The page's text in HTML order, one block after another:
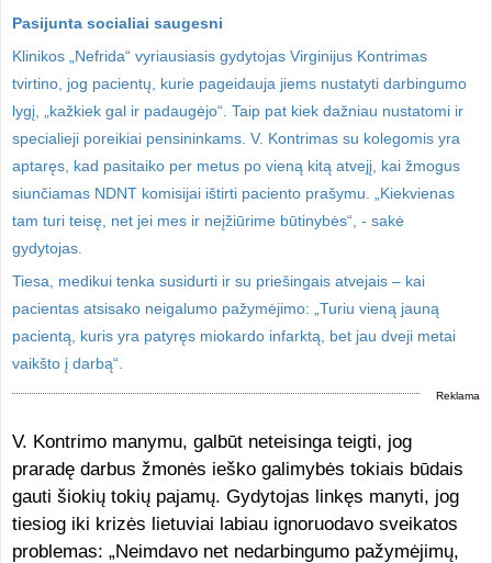
Pasijunta socialiai saugesni
Klinikos „Nefrida“ vyriausiasis gydytojas Virginijus Kontrimas
tvirtino, jog pacientų, kurie pageidauja jiems nustatyti darbingumo
lygį, „kažkiek gal ir padaugėjo“. Taip pat kiek dažniau nustatomi ir
specialieji poreikiai pensininkams. V. Kontrimas su kolegomis yra
aptaręs, kad pasitaiko per metus po vieną kitą atvejį, kai žmogus
siunčiamas NDNT komisijai ištirti paciento prašymu. „Kiekvienas
tam turi teisę, net jei mes ir neįžiūrime būtinybės“, - sakė
gydytojas.
Tiesa, medikui tenka susidurti ir su priešingais atvejais – kai
pacientas atsisako neigalumo pažymėjimo: „Turiu vieną jauną
pacientą, kuris yra patyręs miokardo infarktą, bet jau dveji metai
vaikšto į darbą“.
Reklama
V. Kontrimo manymu, galbūt neteisinga teigti, jog
praradę darbus žmonės ieško galimybės tokiais būdais
gauti šiokių tokių pajamų. Gydytojas linkęs manyti, jog
tiesiog iki krizės lietuviai labiau ignoruodavo sveikatos
problemas: „Neimdavo net nedarbingumo pažymėjimų,